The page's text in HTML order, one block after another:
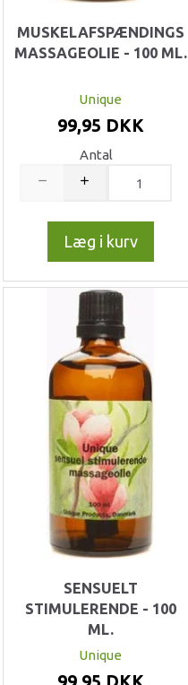
MUSKELAFSPÆNDINGS
MASSAGEOLIE - 100 ML.
Unique
99,95 DKK
Antal
Læg i kurv
SENSUELT
STIMULERENDE - 100
ML.
Unique